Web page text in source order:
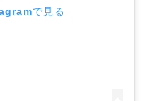
で見る